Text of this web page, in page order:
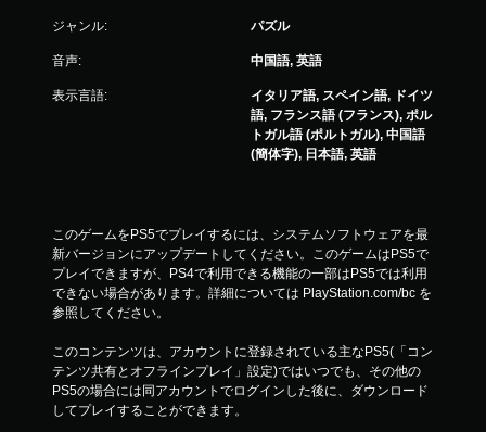
ジャンル: パズル
音声: 中国語, 英語
表示言語:
イタリア語, スペイン語, ドイツ
語, フランス語 (フランス), ポル
トガル語 (ポルトガル), 中国語
(簡体字), 日本語, 英語
このゲームをPS5でプレイするには、システムソフトウェアを最
新バージョンにアップデートしてください。このゲームはPS5で
プレイできますが、PS4で利用できる機能の一部はPS5では利用
できない場合があります。詳細については PlayStation.com/bc を
参照してください。
このコンテンツは、アカウントに登録されている主なPS5(「コン
テンツ共有とオフラインプレイ」設定)ではいつでも、その他の
PS5の場合には同アカウントでログインした後に、ダウンロード
してプレイすることができます。